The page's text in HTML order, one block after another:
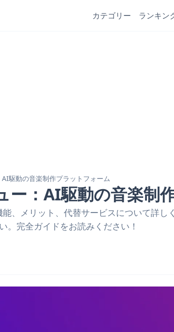
カテゴリー ランキン
駆動の音楽制作プラットフォーム
：AI駆動の音楽制
、メリット、代替サービスについて詳
。完全ガイドをお読みください！